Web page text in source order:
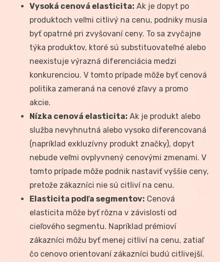
Vysoká cenová elasticita: Ak je dopyt po
produktoch veľmi citlivý na cenu, podniky musia
byť opatrné pri zvyšovaní ceny. To sa zvyčajne
týka produktov, ktoré sú substituovateľné alebo
neexistuje výrazná diferenciácia medzi
konkurenciou. V tomto prípade môže byť cenová
politika zameraná na cenové zľavy a promo
akcie.
Nízka cenová elasticita: Ak je produkt alebo
služba nevyhnutná alebo vysoko diferencovaná
(napríklad exkluzívny produkt značky), dopyt
nebude veľmi ovplyvnený cenovými zmenami. V
tomto prípade môže podnik nastaviť vyššie ceny,
pretože zákazníci nie sú citliví na cenu.
Elasticita podľa segmentov: Cenová
elasticita môže byť rôzna v závislosti od
cieľového segmentu. Napríklad prémioví
zákazníci môžu byť menej citliví na cenu, zatiaľ
čo cenovo orientovaní zákazníci budú citlivejší.